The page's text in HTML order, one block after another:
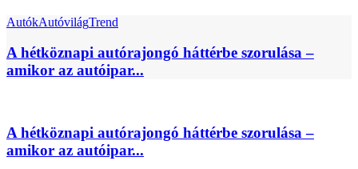
AutókAutóvilágTrend
A hétköznapi autórajongó háttérbe szorulása –
amikor az autóipar...
A hétköznapi autórajongó háttérbe szorulása –
amikor az autóipar...